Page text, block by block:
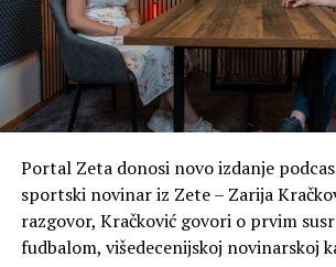
Portal Zeta donosi novo izdanje
sportski novinar iz Zete – Zarija
razgovor, Kračković govori o prvim
fudbalom, višedecenijskoj novinarskoj